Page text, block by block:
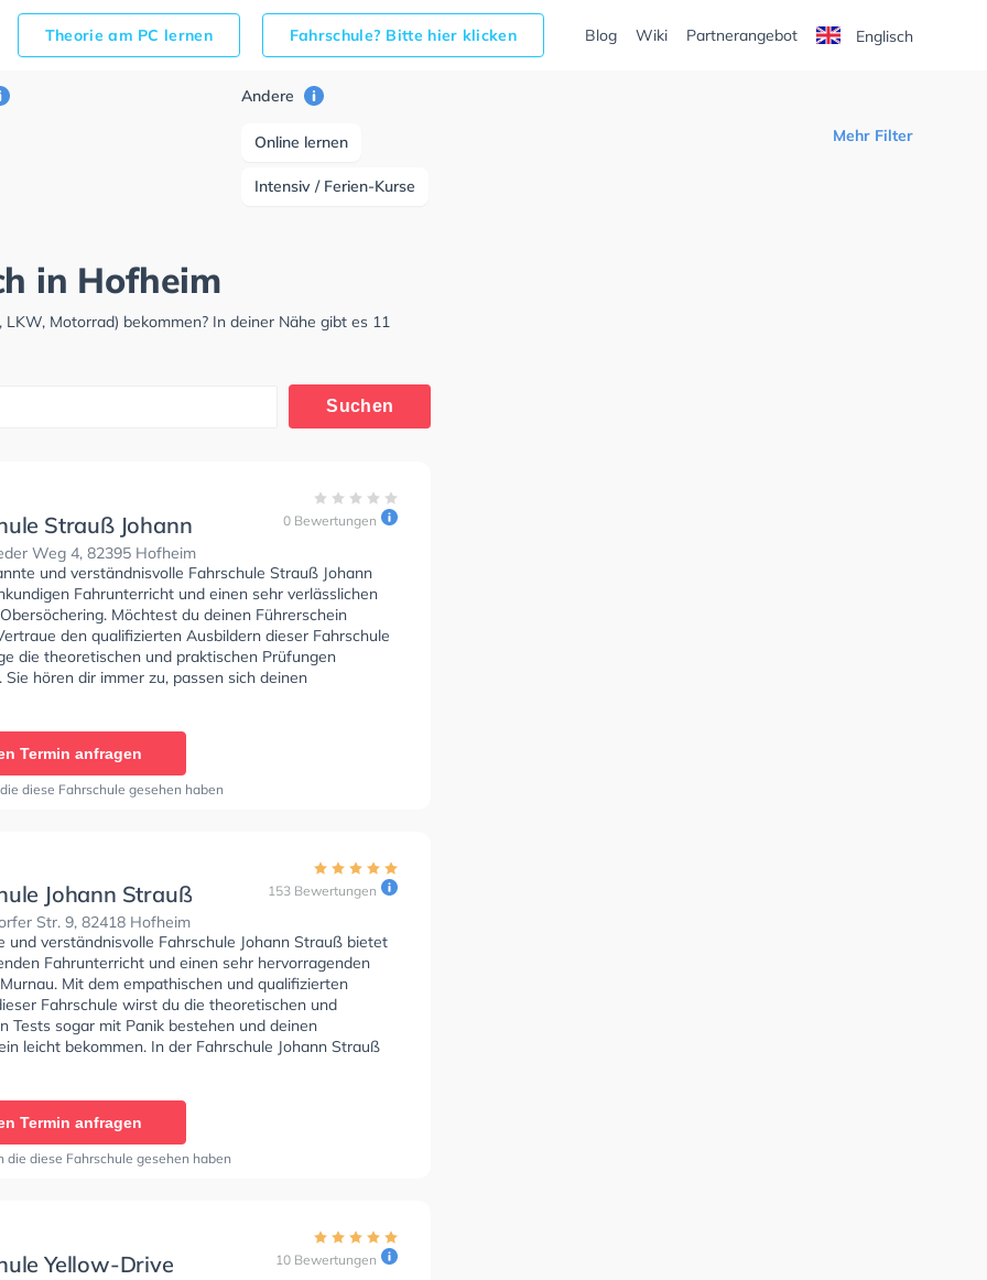
Theorie am PC lernen Fahrschule? Bitte hier klicken Blog Wiki Partnerangebot Englisch
Andere
Online lernen
Intensiv / Ferien-Kurse
Mehr Filter
in Hofheim
Motorrad) bekommen? In deiner Nähe gibt es 11
Suchen
Strauß Johann
Weg 4, 82395 Hofheim
0 Bewertungen
und verständnisvolle Fahrschule Strauß Johann
Fahrunterricht und einen sehr verlässlichen
Möchtest du deinen Führerschein
den qualifizierten Ausbildern dieser Fahrschule
die theoretischen und praktischen Prüfungen
Sie hören dir immer zu, passen sich deinen
an und bieten dir eine Lernerfahrung. In der
Termin anfragen
diese Fahrschule gesehen haben
Johann Strauß
Str. 9, 82418 Hofheim
153 Bewertungen
und verständnisvolle Fahrschule Johann Strauß bietet
Fahrunterricht und einen sehr hervorragenden
Mit dem empathischen und qualifizierten
Fahrschule wirst du die theoretischen und
Tests sogar mit Panik bestehen und deinen
leicht bekommen. In der Fahrschule Johann Strauß
einen Termin online anfragen.
Termin anfragen
die diese Fahrschule gesehen haben
Yellow-Drive 10 Bewertungen